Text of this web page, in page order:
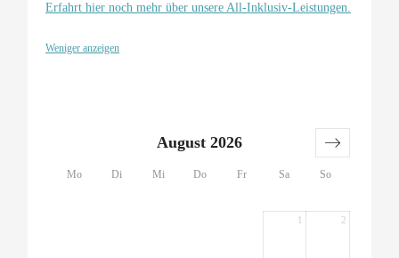
Erfahrt hier noch mehr über unsere All-Inklusiv-Leistungen.
Weniger anzeigen
Mo Di Mi Do Fr Sa So
August 2026
1 2